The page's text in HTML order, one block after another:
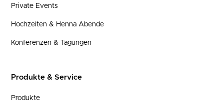
Private Events
Hochzeiten & Henna Abende
Konferenzen & Tagungen
Produkte & Service
Produkte